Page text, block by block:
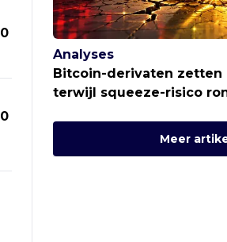
0
0
Analyses
Bitcoin-derivaten zetten
terwijl squeeze-risico
Meer